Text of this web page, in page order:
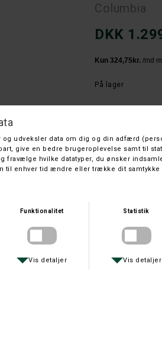
Columbia
DKK
På lager
Columbia
Columbia
til kvinder, der
Den vandtætte
bevarer en god
Den lette
ydersålen giver